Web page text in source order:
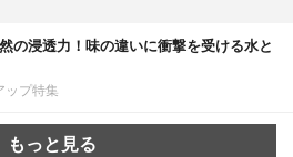
の浸透力！味の違いに衝撃を受ける水と
ップ特集
もっと見る